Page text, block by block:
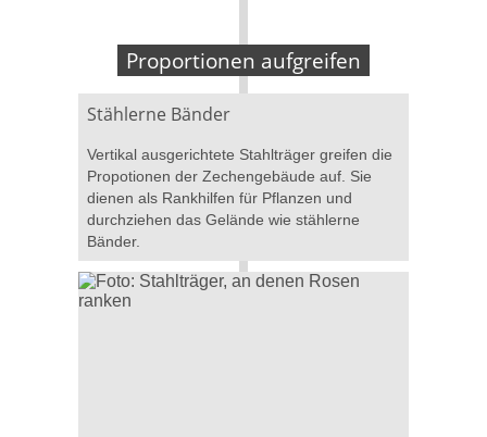
Proportionen aufgreifen
Stählerne Bänder
Vertikal ausgerichtete Stahlträger greifen die
Propotionen der Zechengebäude auf. Sie
dienen als Rankhilfen für Pflanzen und
durchziehen das Gelände wie stählerne
Bänder.